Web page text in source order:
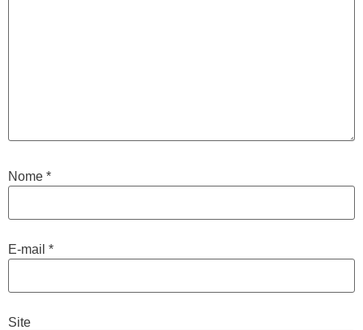
Nome *
E-mail *
Site